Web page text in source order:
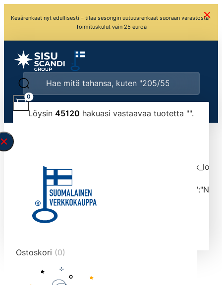
Kesärenkaat nyt edullisesti – tilaa sesongin uutuusrenkaat suoraan varastosta ·
Toimituskulut vain 25 euroa
Löysin 45120 hakuasi vastaavaa tuotetta "".
typed the search query correctly.<br>Currently
tmlmvi","meta_query":
data-original-query-vars="[]" data-page="1"
data-max-pages="4512" data-start="1" data-
end="10">
0
Ostoskori (0)